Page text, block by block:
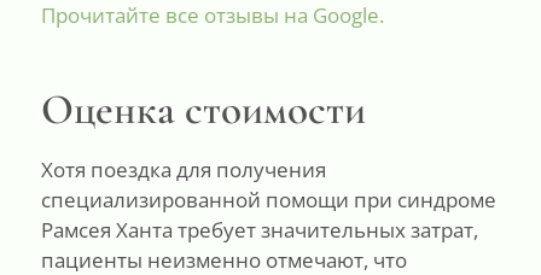
Прочитайте все отзывы на Google.
Оценка стоимости
Хотя поездка для получения
специализированной помощи при синдроме
Рамсея Ханта требует значительных затрат,
пациенты неизменно отмечают, что